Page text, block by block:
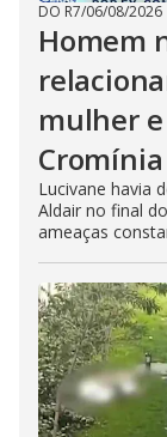
DO R7/06/08/2026
Homem
mulher
Cromínia
Lucivane havia
Aldair no final
ameaças